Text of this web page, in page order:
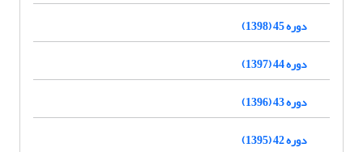
دوره 45 (1398)
دوره 44 (1397)
دوره 43 (1396)
دوره 42 (1395)